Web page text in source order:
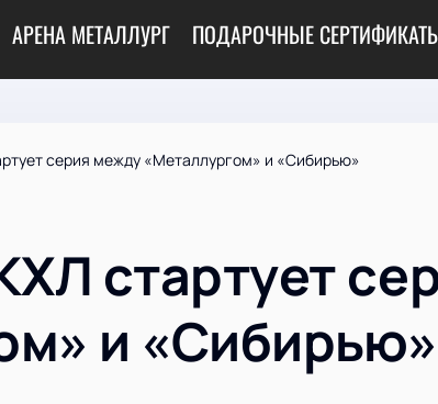
АРЕНА МЕТАЛЛУРГ ПОДАРОЧНЫЕ
серия между «Металлургом» и «Сибирью»
стартует
и «Сибирью»